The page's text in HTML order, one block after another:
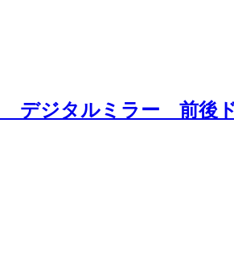
デジタルミラー 前